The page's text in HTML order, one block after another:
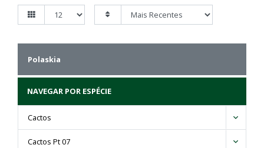
Polaskia
NAVEGAR POR ESPÉCIE
Cactos
Cactos Pt 07